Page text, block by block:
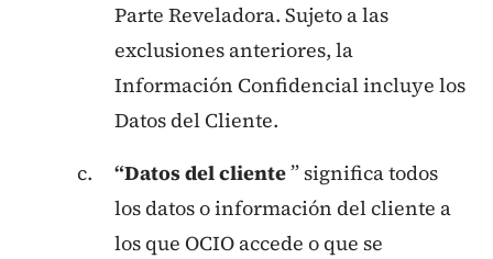
Parte Reveladora. Sujeto a las
exclusiones anteriores, la
Información Confidencial incluye los
Datos del Cliente.
“Datos del cliente” significa todos
los datos o información del cliente a
los que OCIO accede o que se